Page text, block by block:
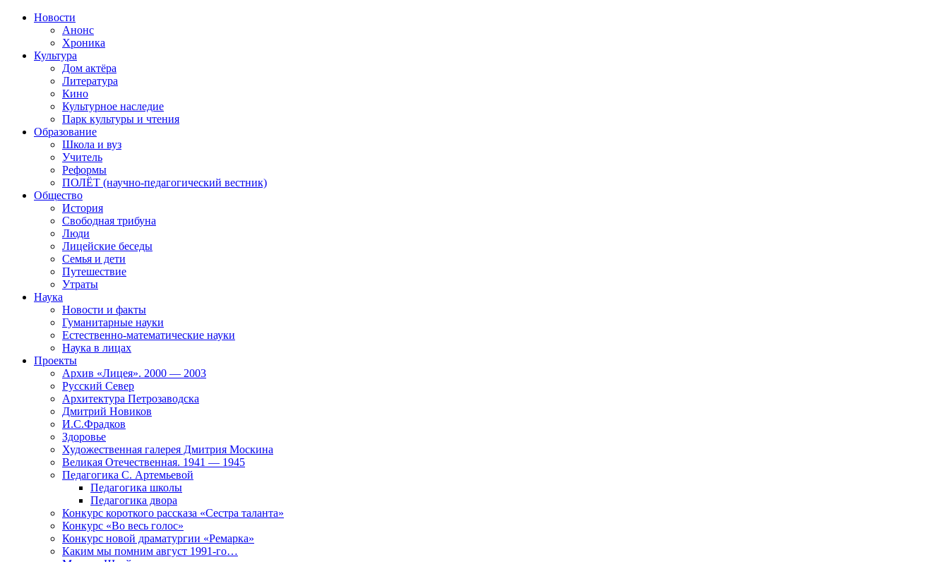
Новости
Анонс
Хроника
Культура
Дом актёра
Литература
Кино
Культурное наследие
Парк культуры и чтения
Образование
Школа и вуз
Учитель
Реформы
ПОЛЁТ (научно-педагогический вестник)
Общество
История
Свободная трибуна
Люди
Лицейские беседы
Семья и дети
Путешествие
Утраты
Наука
Новости и факты
Гуманитарные науки
Естественно-математические науки
Наука в лицах
Проекты
Архив «Лицея». 2000 — 2003
Русский Север
Архитектура Петрозаводска
Дмитрий Новиков
И.С.Фрадков
Здоровье
Художественная галерея Дмитрия Москина
Великая Отечественная. 1941 — 1945
Педагогика С. Артемьевой
Педагогика школы
Педагогика двора
Конкурс короткого рассказа «Сестра таланта»
Конкурс «Во весь голос»
Конкурс новой драматургии «Ремарка»
Каким мы помним август 1991-го…